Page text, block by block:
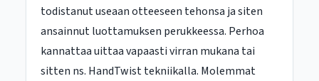
todistanut useaan otteeseen tehonsa ja siten
ansainnut luottamuksen perukkeessa. Perhoa
kannattaa uittaa vapaasti virran mukana tai
sitten ns. HandTwist tekniikalla. Molemmat